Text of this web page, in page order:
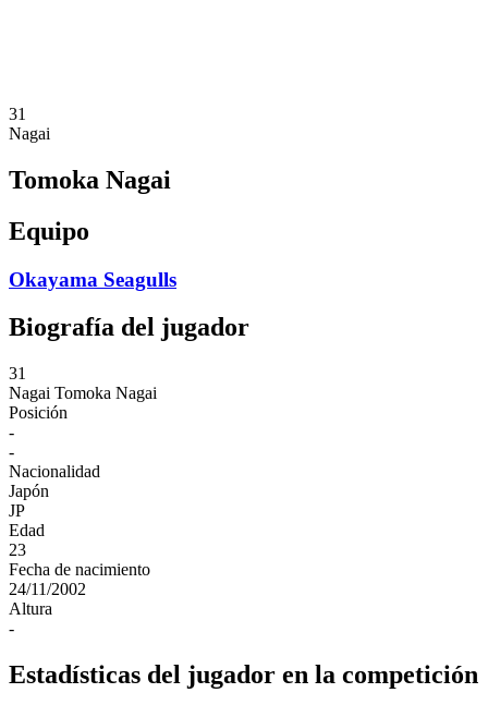
31
Nagai
Tomoka Nagai
Equipo
Okayama Seagulls
Biografía del jugador
31
Nagai Tomoka Nagai
Posición
-
-
Nacionalidad
Japón
JP
Edad
23
Fecha de nacimiento
24/11/2002
Altura
-
Estadísticas del jugador en la competición